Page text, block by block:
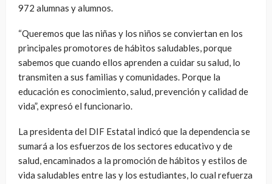
972 alumnas y alumnos.
“Queremos que las niñas y los niños se conviertan en los
principales promotores de hábitos saludables, porque
sabemos que cuando ellos aprenden a cuidar su salud, lo
transmiten a sus familias y comunidades. Porque la
educación es conocimiento, salud, prevención y calidad de
vida”, expresó el funcionario.
La presidenta del DIF Estatal indicó que la dependencia se
sumará a los esfuerzos de los sectores educativo y de
salud, encaminados a la promoción de hábitos y estilos de
vida saludables entre las y los estudiantes, lo cual refuerza